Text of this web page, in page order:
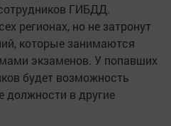
ГИБДД.
регионах, но не затронут
которые занимаются
экзаменов. У попавших
будет возможность
должности в другие